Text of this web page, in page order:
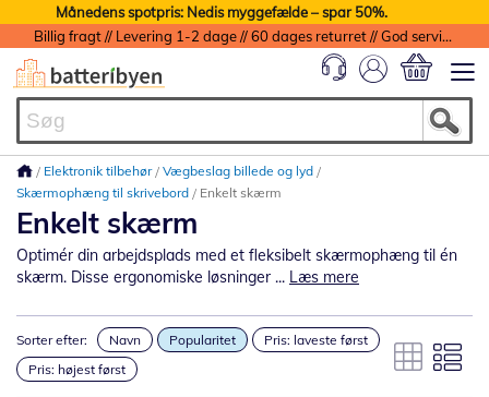
Månedens spotpris: Nedis myggefælde – spar 50%.
Billig fragt // Levering 1-2 dage // 60 dages returret // God service med garanti
Elektronik tilbehør Vægbeslag billede og lyd
Skærmophæng til skrivebord
Enkelt skærm
Enkelt skærm
Optimér din arbejdsplads med et fleksibelt skærmophæng til én
skærm. Disse ergonomiske løsninger ... Læs mere
Sorter efter: Navn Popularitet
Pris: laveste først
Pris: højest først